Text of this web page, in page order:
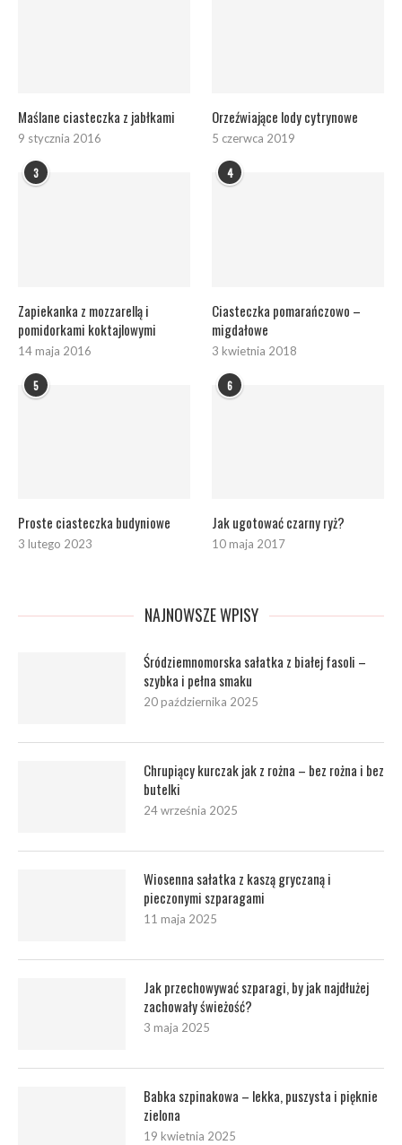
Maślane ciasteczka z jabłkami
9 stycznia 2016
Orzeźwiające lody cytrynowe
5 czerwca 2019
3
Zapiekanka z mozzarellą i
pomidorkami koktajlowymi
14 maja 2016
4
Ciasteczka pomarańczowo –
migdałowe
3 kwietnia 2018
5
Proste ciasteczka budyniowe
3 lutego 2023
6
Jak ugotować czarny ryż?
10 maja 2017
NAJNOWSZE WPISY
Śródziemnomorska sałatka z białej fasoli –
szybka i pełna smaku
20 października 2025
Chrupiący kurczak jak z rożna – bez rożna i bez
butelki
24 września 2025
Wiosenna sałatka z kaszą gryczaną i
pieczonymi szparagami
11 maja 2025
Jak przechowywać szparagi, by jak najdłużej
zachowały świeżość?
3 maja 2025
Babka szpinakowa – lekka, puszysta i pięknie
zielona
19 kwietnia 2025